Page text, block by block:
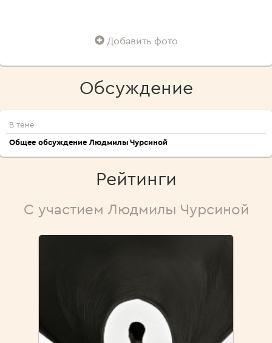
Добавить фото
Обсуждение
В теме
Общее обсуждение Людмилы Чурсиной
Рейтинги
С участием Людмилы Чурсиной